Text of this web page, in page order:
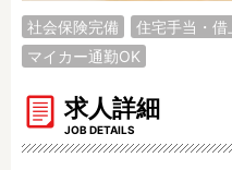
社会保険完備 住宅手当・借
マイカー通勤OK
求人詳細
JOB DETAILS
施設形態
公立保育園
認定こども園
小規模認可保育園